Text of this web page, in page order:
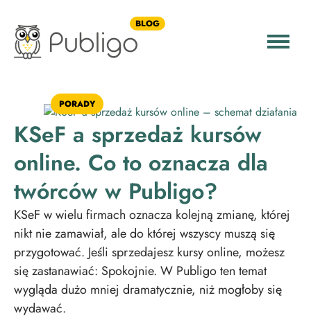
BLOG
PORADY
KSeF a sprzedaż kursów
online. Co to oznacza dla
twórców w Publigo?
KSeF w wielu firmach oznacza kolejną zmianę, której
nikt nie zamawiał, ale do której wszyscy muszą się
przygotować. Jeśli sprzedajesz kursy online, możesz
się zastanawiać: Spokojnie. W Publigo ten temat
wygląda dużo mniej dramatycznie, niż mogłoby się
wydawać.